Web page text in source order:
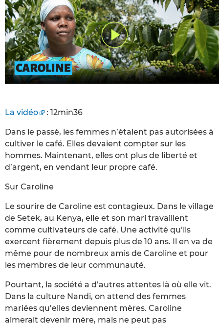
La vidéo : 12min36
Dans le passé, les femmes n’étaient pas autorisées à
cultiver le café. Elles devaient compter sur les
hommes. Maintenant, elles ont plus de liberté et
d’argent, en vendant leur propre café.
Sur Caroline
Le sourire de Caroline est contagieux. Dans le village
de Setek, au Kenya, elle et son mari travaillent
comme cultivateurs de café. Une activité qu’ils
exercent fièrement depuis plus de 10 ans. Il en va de
même pour de nombreux amis de Caroline et pour
les membres de leur communauté.
Pourtant, la société a d’autres attentes là où elle vit.
Dans la culture Nandi, on attend des femmes
mariées qu’elles deviennent mères. Caroline
aimerait devenir mère, mais ne peut pas